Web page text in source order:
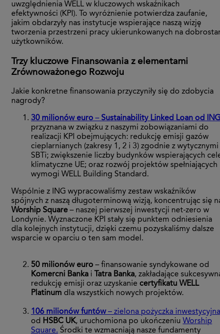
uwzględnienia WELL w kluczowych wskaźnikach
efektywności (KPI). To wyróżnienie potwierdza zaufanie,
jakim obdarzyły nas instytucje wspierające naszą wizję
tworzenia przestrzeni pracy ukierunkowanych na
użytkowników.
Trzy kluczowe Finansowania z elementami
Zrównoważonego Rozwoju
Jakie konkretne finansowania przyczyniły się do zdobycia
nagrody?
30 milionów euro – Sustainability Linked Loan od ING
przyznana w związku z naszymi zobowiązaniami do
realizacji KPI obejmujących: redukcję emisji gazów
cieplarnianych (zakresy 1, 2 i 3) zgodnie z wytycznymi
SBTi; zwiększenie liczby budynków wspierających
klimatyczne UE; oraz rozwój projektów spełniających
wymogi WELL Building Standard.
Wspólnie z ING wypracowaliśmy zestaw wskaźników
spójnych z naszą długoterminową wizją, koncentrując się
Worship Square – naszej pierwszej inwestycji net-zero w
Londynie. Wyznaczone KPI stały się punktem odniesienia
dla kolejnych instytucji, dzięki czemu pozyskaliśmy dalsze
wsparcie w oparciu o ten sam model.
50 milionów euro – finansowanie syndykowane od
Komercni Banka i Tatra Banka, zakładające
redukcję emisji oraz uzyskanie certyfikatu WELL
Platinum dla wszystkich nowych projektów.
106 milionów funtów– zielona pożyczka inwestycyjna
od HSBC UK, uruchomiona po ukończeniu Worship
Square. Środki te wzmacniają nasze fundamenty